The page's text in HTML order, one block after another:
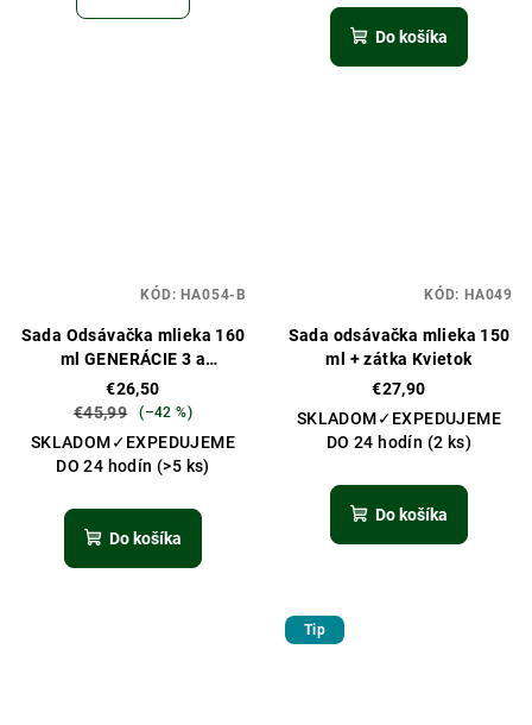
Do košíka
Sada Odsávačka mlieka 160
ml GENERÁCIE 3 a
nadstavec na fľašu
€26,50
€45,99
(–42 %)
SKLADOM✓EXPEDUJEME
DO 24 hodín (>5 ks)
Do košíka
KÓD: HA054-B
Sada odsávačka mlieka 150
ml + zátka Kvietok
€27,90
SKLADOM✓EXPEDUJEME
DO 24 hodín (2 ks)
Do košíka
KÓD: HA049
Tip